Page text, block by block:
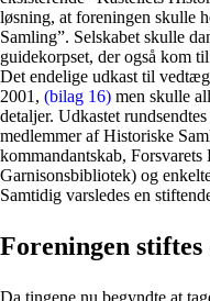
løsning, at foreningen skulle
Samling”. Selskabet skulle
guidekorpset, der også kom
Det endelige udkast til
2001, (bilag 16) men skulle
detaljer. Udkastet
medlemmer af Historiske
kommandantskab,
Garnisonsbibliotek) og
Samtidig varsledes en
Foreningen stiftes
Da tingene nu begyndte at